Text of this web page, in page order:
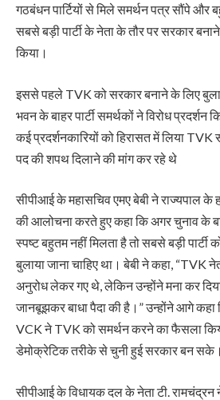
गठबंधन पार्टियों से मिले समर्थन पत्र सौंपे
सबसे बड़ी पार्टी के नेता के तौर पर सरकार
किया।
इससे पहले TVK को सरकार बनाने के लिए
भवन के बाहर पार्टी समर्थकों ने विरोध प्रदर्शन
कई प्रदर्शनकारियों को हिरासत में लिया
पद की शपथ दिलाने की मांग कर रहे थे
सीपीआई के महासचिव एमए बेबी ने राज्यपाल
की आलोचना करते हुए कहा कि अगर चुनाव के
स्पष्ट बहुतम नहीं मिलता है तो सबसे बड़ी पार्टी
बुलाया जाना चाहिए था। बेबी ने कहा, “TVK
अनुरोध लेकर गए थे, लेकिन उन्होंने मना कर
जानबूझकर बाधा पैदा की है।” उन्होंने आगे
VCK ने TVK को समर्थन करने का फैसला
डेमोक्रेटिक तरीके से चुनी हुई सरकार बन सके।
सीपीआई के विधायक दल के नेता टी.